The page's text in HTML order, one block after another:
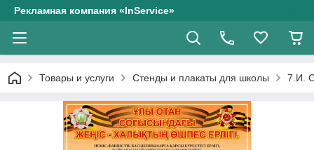
Рекламная компания «InService»
Товары и услуги Стенды и плакаты для школы 7.И.